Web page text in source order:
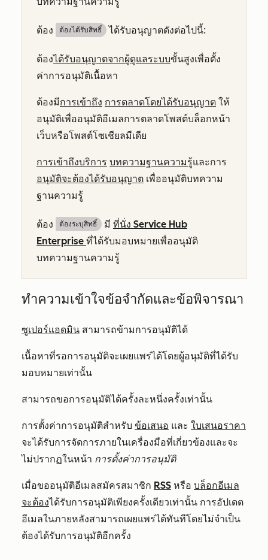
ต้อง ต้องได้รับสิทธิ์​ ได้รับอนุญาตดังต่อไปนี้:
ต้องได้รับอนุญาตจากผู้ดูแลระบบขั้นสูงเพื่อตั้ง
ค่าการอนุมัติเนื้อหา
ต้องมีการเข้าถึง การตลาดโดยได้รับอนุญาต ให้
อนุมัติเพื่ออนุมัติอีเมลการตลาดโพสต์บล็อกหน้า
เว็บหรือโพสต์โซเชียลมีเดีย
การเข้าถึงบริการ บทความฐานความรู้และการ
อนุมัติจะต้องได้รับอนุญาต เพื่ออนุมัติบทความ
ฐานความรู้
ต้อง ต้องระบุสิทธิ์ มี ที่นั่ง Service Hub
Enterprise ที่ได้รับมอบหมายเพื่ออนุมัติ
บทความฐานความรู้
ทำความเข้าใจข้อจำกัดและข้อพิจารณา
ซูเปอร์แอดมิน สามารถข้ามการอนุมัติได้
เนื้อหาที่รอการอนุมัติจะเผยแพร่ได้โดยผู้อนุมัติที่ได้รับ
มอบหมายเท่านั้น
สามารถขอการอนุมัติได้ครั้งละหนึ่งครั้งเท่านั้น
การตั้งค่าการอนุมัติสำหรับ ข้อเสนอ และ ใบเสนอราคา
จะได้รับการจัดการภายในเครื่องมือที่เกี่ยวข้องและจะ
ไม่ปรากฏในหน้า การตั้งค่าการอนุมัติ
เมื่อขออนุมัติอีเมลสมัครสมาชิก RSS หรือ บล็อกอีเมล
จะต้องได้รับการอนุมัติเพียงครั้งเดียวเท่านั้น การอัปเดต
อีเมลในภายหลังสามารถเผยแพร่ได้ทันทีโดยไม่จำเป็น
ต้องได้รับการอนุมัติอีกครั้ง